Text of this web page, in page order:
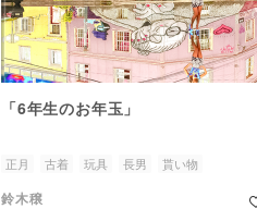
「6年生のお年玉」
正月 古着 玩具 長男 貰い物
鈴木穣